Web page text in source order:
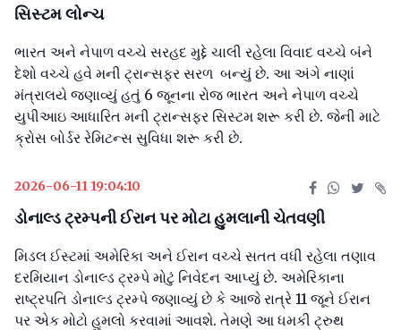
સિસ્ટમ લોન્ચ
ભારત અને નેપાળ વચ્ચે સરહદ મુદ્દે ચાલી રહેલા વિવાદ વચ્ચે બંને
દેશો વચ્ચે હવે મની ટ્રાન્સફર સરળ બન્યું છે. આ અંગે નાણાં
મંત્રાલયે જણાવ્યું હતું 6 જૂનના રોજ ભારત અને નેપાળ વચ્ચે
યુપીઆઇ આધારિત મની ટ્રાન્સફર સિસ્ટમ શરૂ કરી છે. જેની માટે
ક્રોસ બોર્ડર રેમિટન્સ સુવિધા શરૂ કરી છે.
2026-06-11 19:04:10
ડોનાલ્ડ ટ્રમ્પની ઈરાન પર મોટા હુમલાની ચેતવણી
મિડલ ઈસ્ટમાં અમેરિકા અને ઈરાન વચ્ચે સતત વધી રહેલા તણાવ
દરમિયાન ડોનાલ્ડ ટ્રમ્પે મોટું નિવેદન આપ્યું છે. અમેરિકાના
રાષ્ટ્રપતિ ડોનાલ્ડ ટ્રમ્પે જણાવ્યું છે કે આજે રાત્રે 11 જૂને ઈરાન
પર એક મોટો હુમલો કરવામાં આવશે. તેમણે આ ધમકી ટ્રુથ